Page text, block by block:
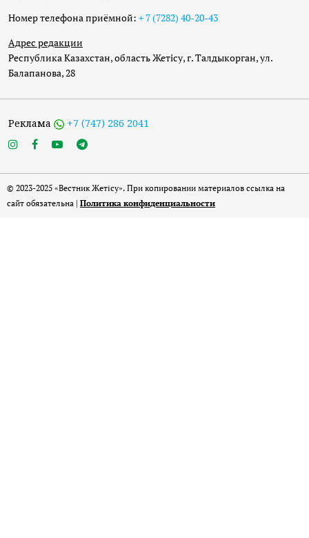
Номер телефона приёмной: + 7 (7282) 40-20-43
Адрес редакции
Республика Казахстан, область Жетісу, г. Талдыкорган, ул.
Балапанова, 28
Реклама +7 (747) 286 2041
© 2023-2025 «Вестник Жетісу». При копировании материалов ссылка на
сайт обязательна | Политика конфиденциальности